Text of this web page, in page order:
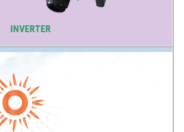
INVERTER